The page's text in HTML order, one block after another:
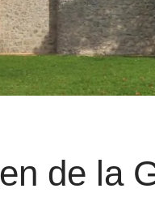
de la